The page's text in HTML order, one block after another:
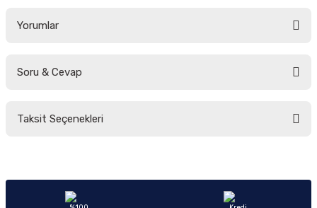
Yorumlar
Soru & Cevap
Taksit Seçenekleri